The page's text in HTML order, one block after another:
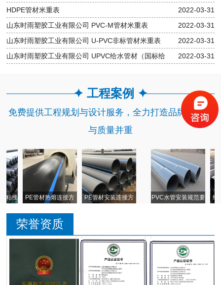
2022-03-31
HDPE管材米重表
2022-03-31
山东时雨塑胶工业有限公司 PVC-M管材米重表
2022-03-31
山东时雨塑胶工业有限公司 U-PVC非标管材米重表
2022-03-31
山东时雨塑胶工业有限公司 UPVC给水管材（国标给
✦ 工程案例 ✦
免费提供工程规划与设计服务，全力打造品牌，服务
与质量并重
PE管材热熔连接方
PE管材安装连接方
PVC水管安装规范要
给水球
荣誉资质